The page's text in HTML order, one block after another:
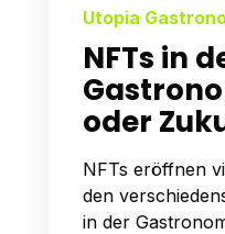
Utopia
NFTs in
oder
NFTs eröffnen
den
in der